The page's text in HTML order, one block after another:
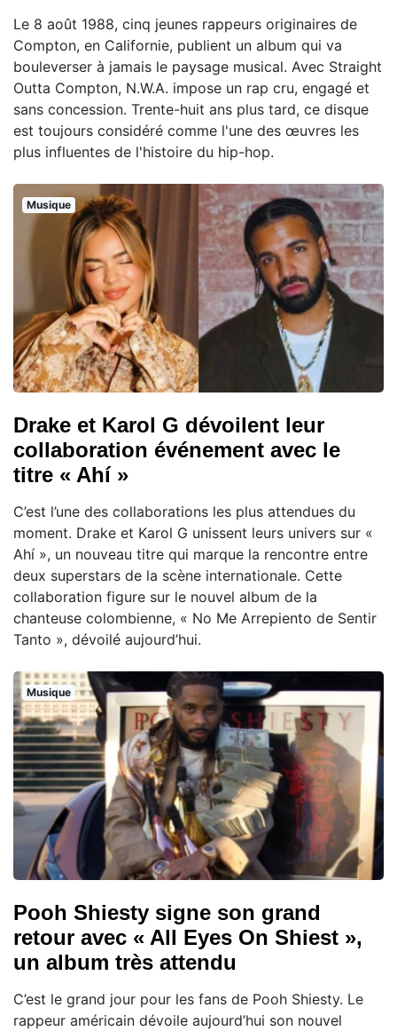
Le 8 août 1988, cinq jeunes rappeurs originaires de
Compton, en Californie, publient un album qui va
bouleverser à jamais le paysage musical. Avec Straight
Outta Compton, N.W.A. impose un rap cru, engagé et
sans concession. Trente-huit ans plus tard, ce disque
est toujours considéré comme l'une des œuvres les
plus influentes de l'histoire du hip-hop.
Musique
Drake et Karol G dévoilent leur
collaboration événement avec le
titre « Ahí »
C’est l’une des collaborations les plus attendues du
moment. Drake et Karol G unissent leurs univers sur «
Ahí », un nouveau titre qui marque la rencontre entre
deux superstars de la scène internationale. Cette
collaboration figure sur le nouvel album de la
chanteuse colombienne, « No Me Arrepiento de Sentir
Tanto », dévoilé aujourd’hui.
Musique
Pooh Shiesty signe son grand
retour avec « All Eyes On Shiest »,
un album très attendu
C’est le grand jour pour les fans de Pooh Shiesty. Le
rappeur américain dévoile aujourd’hui son nouvel